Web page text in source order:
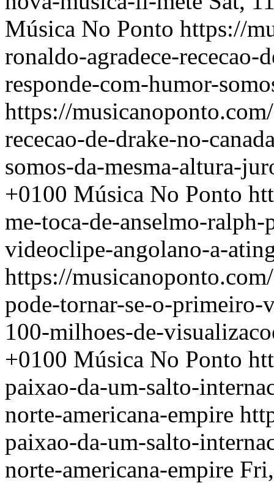
Música No Ponto https://
ronaldo-agradece-rececao-
responde-com-humor-
https://
rececao-de-drake-no-
somos-da-mesma-altura-
+0100 Música No Ponto
me-toca-de-anselmo-
videoclipe-angolano-a-
https://
pode-tornar-se-o-
100-milhoes-de-
+0100 Música No Ponto
paixao-da-um-salto-
norte-americana-empire
paixao-da-um-salto-
norte-americana-empire